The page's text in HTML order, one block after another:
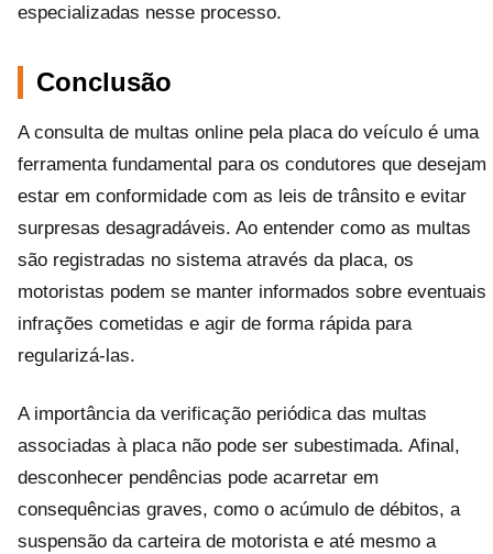
especializadas nesse processo.
Conclusão
A consulta de multas online pela placa do veículo é uma
ferramenta fundamental para os condutores que desejam
estar em conformidade com as leis de trânsito e evitar
surpresas desagradáveis. Ao entender como as multas
são registradas no sistema através da placa, os
motoristas podem se manter informados sobre eventuais
infrações cometidas e agir de forma rápida para
regularizá-las.
A importância da verificação periódica das multas
associadas à placa não pode ser subestimada. Afinal,
desconhecer pendências pode acarretar em
consequências graves, como o acúmulo de débitos, a
suspensão da carteira de motorista e até mesmo a